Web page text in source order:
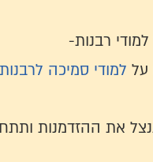
רבנות-
על למודי סמיכה
את ההזדמנות